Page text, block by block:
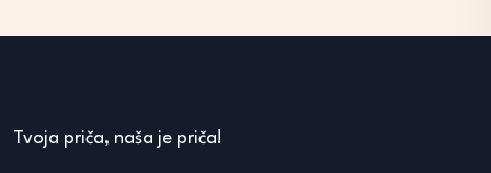
Tvoja priča, naša je priča!